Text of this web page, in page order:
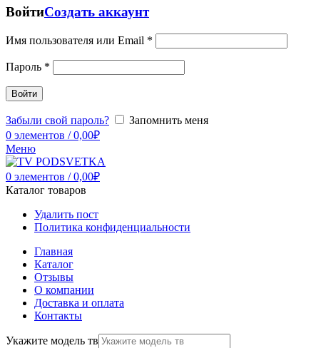
ВойтиСоздать аккаунт
Имя пользователя или Email *
Пароль *
Войти
Забыли свой пароль?
Запомнить меня
0 элементов / 0,00₽
Меню
0 элементов / 0,00₽
Каталог товаров
Удалить пост
Политика конфиденциальности
Главная
Каталог
Отзывы
О компании
Доставка и оплата
Контакты
Укажите модель тв